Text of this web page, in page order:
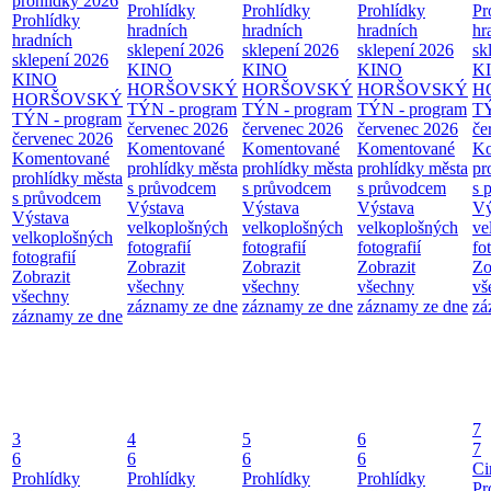
Prohlídky
hradních
sklepení 2026
KINO
HORŠOVSKÝ
TÝN - program
červenec 2026
Komentované
prohlídky města
s průvodcem
Výstava
velkoplošných
fotografií
Zobrazit
všechny
záznamy ze dne
Prohlídky
hradních
sklepení 2026
KINO
HORŠOVSKÝ
TÝN - program
červenec 2026
Komentované
prohlídky města
s průvodcem
Výstava
velkoplošných
fotografií
Zobrazit
všechny
záznamy ze dne
Prohlídky
hradních
sklepení 2026
KINO
HORŠOVSKÝ
TÝN - program
červenec 2026
Komentované
prohlídky města
s průvodcem
Výstava
velkoplošných
fotografií
Zobrazit
všechny
záznamy ze dne
Prohlídky
hradních
sklepení 2026
KINO
HORŠOVSKÝ
TÝN - program
červenec 2026
Komentované
prohlídky města
s průvodcem
Výstava
velkoplošných
fotografií
Zobrazit
všechny
záznamy ze dne
s
3
6
Prohlídky
4
6
Prohlídky
5
6
Prohlídky
6
6
Prohlídky
7
7